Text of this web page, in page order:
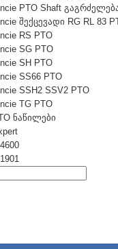
PTO Shaft
შექცევადი RG RL 83
RS PTO
SG PTO
SH PTO
SS66 PTO
SSH2 SSV2 PTO
TG PTO
ნაწილები